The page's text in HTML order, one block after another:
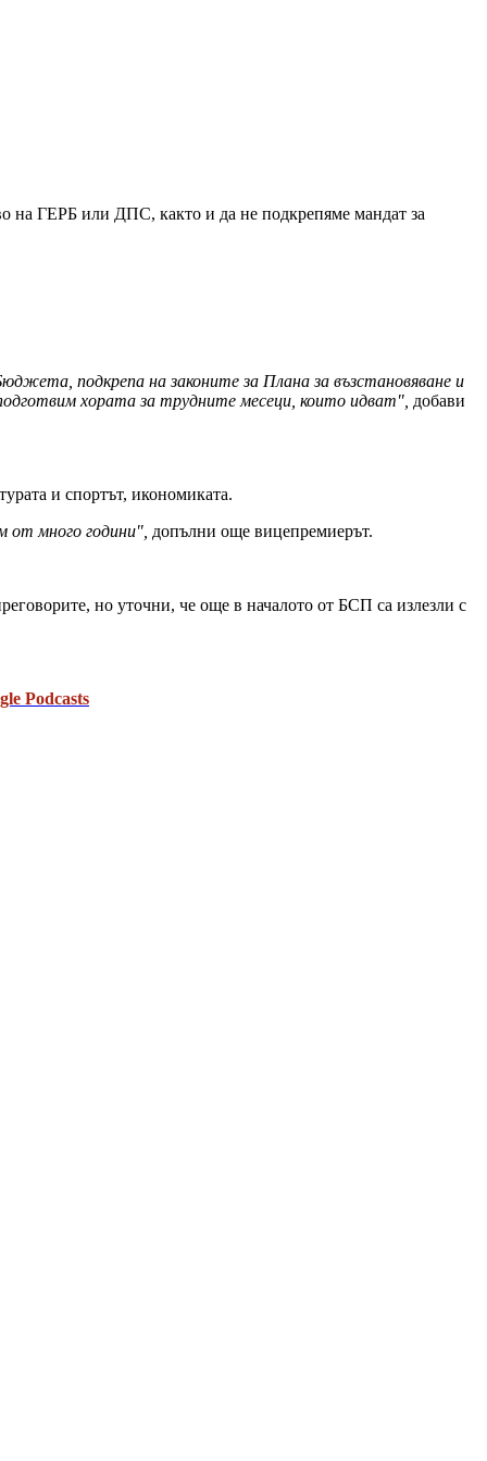
на ГЕРБ или ДПС, както и да не подкрепяме мандат за
подкрепа на законите за Плана за възстановяване и
хората за трудните месеци, които идват", добави
и спортът, икономиката.
от много години", допълни още вицепремиерът.
но уточни, че още в началото от БСП са излезли с
Podcasts